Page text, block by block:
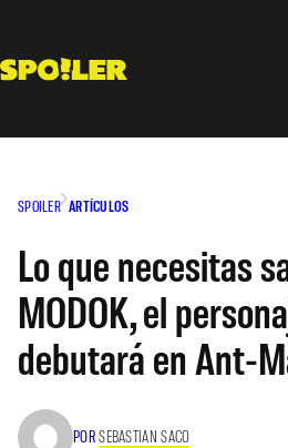
contenido
SPOILER ARTÍCULOS
Lo que necesitas
MODOK, el
debutará en Ant-
PORSEBASTIAN SACO